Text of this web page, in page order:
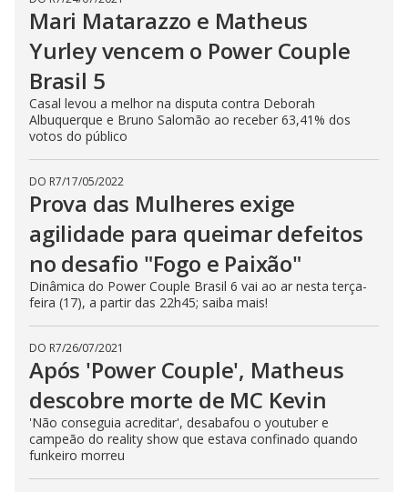
Mari Matarazzo e Matheus
Yurley vencem o Power Couple
Brasil 5
Casal levou a melhor na disputa contra Deborah
Albuquerque e Bruno Salomão ao receber 63,41% dos
votos do público
DO R7/17/05/2022
Prova das Mulheres exige
agilidade para queimar defeitos
no desafio "Fogo e Paixão"
Dinâmica do Power Couple Brasil 6 vai ao ar nesta terça-
feira (17), a partir das 22h45; saiba mais!
DO R7/26/07/2021
Após 'Power Couple', Matheus
descobre morte de MC Kevin
'Não conseguia acreditar', desabafou o youtuber e
campeão do reality show que estava confinado quando
funkeiro morreu